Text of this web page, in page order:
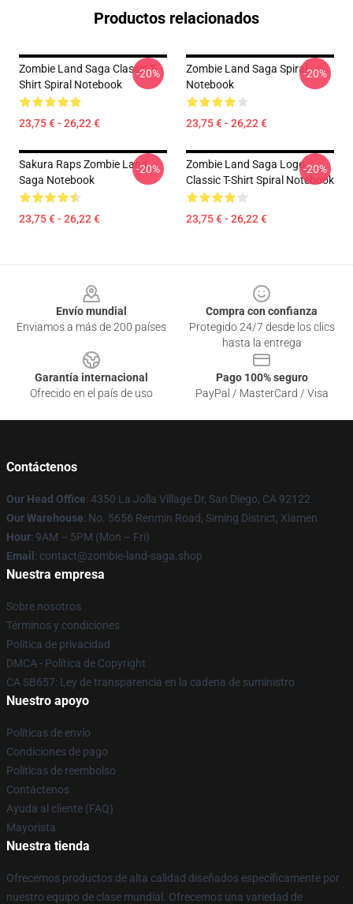
Productos relacionados
Zombie Land Saga Classic T-
Shirt Spiral Notebook
23,75 € - 26,22 €
-20%
Zombie Land Saga Spiral
Notebook
23,75 € - 26,22 €
-20%
Sakura Raps Zombie Land
Saga Notebook
23,75 € - 26,22 €
-20%
Zombie Land Saga Logo
Classic T-Shirt Spiral Notebook
23,75 € - 26,22 €
-20%
Envío mundial
Enviamos a más de 200 países
Compra con confianza
Protegido 24/7 desde los clics
hasta la entrega
Garantía internacional
Ofrecido en el país de uso
Pago 100% seguro
PayPal / MasterCard / Visa
Contáctenos
Our Head Office: 4350 La Jolla Village Dr, San Diego, CA 92122
Our Warehouse: No. 5656 Renmin Road, Siming District, Xiamen
Hour: 9AM – 5PM (Mon – Fri)
Email : contact@zombie-land-saga.shop
Nuestra empresa
Sobre nosotros
Términos y condiciones
Política de privacidad
DMCA - Política de Copyright
CA SB657: Ley de transparencia en la cadena de suministro
Nuestro apoyo
Políticas de envío
Condiciones de pago
Políticas de reembolso
Contáctenos
Ayuda al cliente (FAQ)
Mayorista
Nuestra tienda
Ofrecemos productos de alta calidad diseñados específicamente por
nuestro equipo de clase mundial. Ofrecemos una variedad de